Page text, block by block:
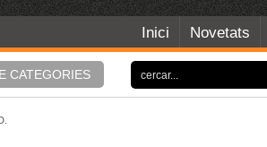
Inici Novetats
CATEGORIES